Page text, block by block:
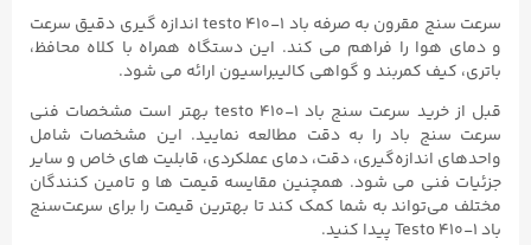
سرعت سنج مقرون به صرفه باد testo ۴۱۰-۱ اندازه گیری دقیق سرعت
و دمای هوا را فراهم می کند. این دستگاه همراه با کلاه محافظ،
باتری، کیف کمربند و گواهی کالیبراسیون ارائه می شود.
قبل از خرید سرعت سنج باد testo ۴۱۰-۱ بهتر است مشخصات فنی
سرعت‌ سنج باد را به دقت مطالعه نمایید. این مشخصات شامل
واحدهای اندازه‌گیری، دقت، دمای عملکردی، قابلیت‌ های خاص و سایر
جزئیات فنی می شود. همچنین مقایسه قیمت‌ ها و تامین کنندگان
مختلف می‌تواند به شما کمک کند تا بهترین قیمت را برای سرعت‌سنج
باد Testo ۴۱۰-۱ پیدا کنید.